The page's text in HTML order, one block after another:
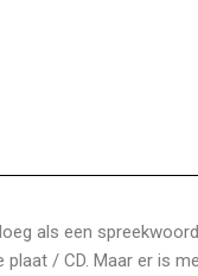
als een
/ CD. Maar er is